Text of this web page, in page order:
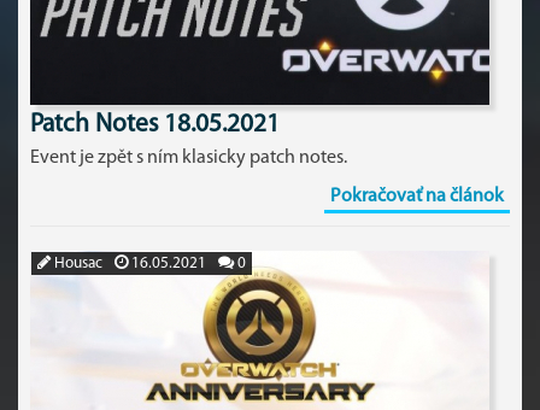
Patch Notes 18.05.2021
Event je zpět s ním klasicky patch notes.
Pokračovať na článok
Housac 16.05.2021 0